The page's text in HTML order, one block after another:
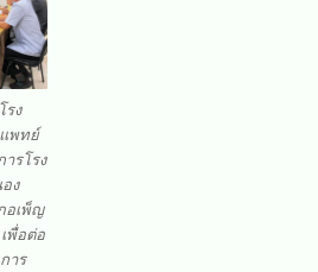
รง
พทย์
รโรง
ง
อเพ็ญ
พื่อต่อ
าร